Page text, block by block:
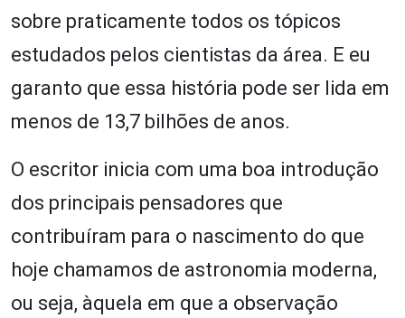
sobre praticamente todos os tópicos
estudados pelos cientistas da área. E eu
garanto que essa história pode ser lida em
menos de 13,7 bilhões de anos.
O escritor inicia com uma boa introdução
dos principais pensadores que
contribuíram para o nascimento do que
hoje chamamos de astronomia moderna,
ou seja, àquela em que a observação